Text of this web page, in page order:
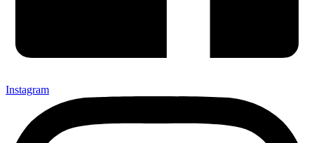
Instagram